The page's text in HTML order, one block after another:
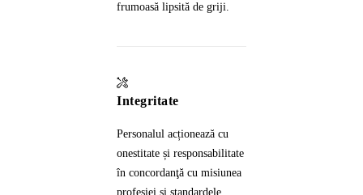
frumoasă lipsită de griji.
Integritate
Personalul acționează cu
onestitate și responsabilitate
în concordanţă cu misiunea
profesiei şi standardele